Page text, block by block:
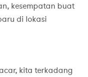
kesempatan buat
di lokasi
kita terkadang